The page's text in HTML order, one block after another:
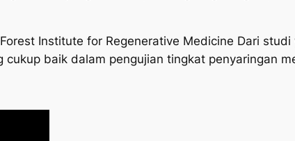
Institute for Regenerative Medicine Dari studi
baik dalam pengujian tingkat penyaringan